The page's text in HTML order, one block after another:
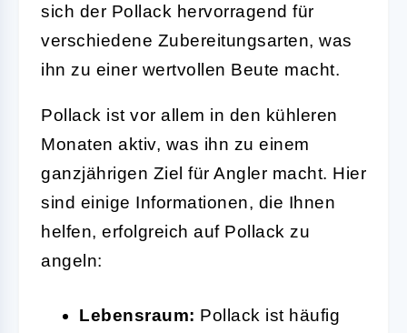
sich der Pollack hervorragend für
verschiedene Zubereitungsarten, was
ihn zu einer wertvollen Beute macht.
Pollack ist vor allem in den kühleren
Monaten aktiv, was ihn zu einem
ganzjährigen Ziel für Angler macht. Hier
sind einige Informationen, die Ihnen
helfen, erfolgreich auf Pollack zu
angeln:
Lebensraum: Pollack ist häufig